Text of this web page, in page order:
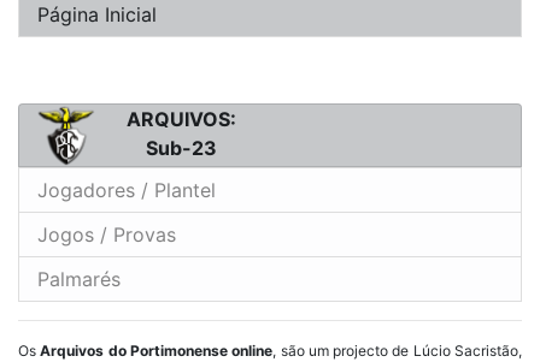
Página Inicial
ARQUIVOS:
Sub-23
Jogadores / Plantel
Jogos / Provas
Palmarés
OsArquivos do Portimonense online, são um projecto de Lúcio Sacristão,